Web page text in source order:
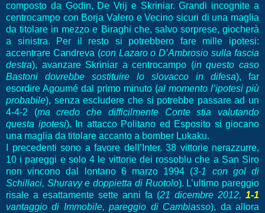
composto da Godin, De Vrij e Skriniar. Grandi incognite a
centrocampo con Borja Valero e Vecino sicuri di una maglia
da titolare in mezzo e Biraghi che, salvo sorprese, giocherà
a sinistra. Per il resto si potrebbero fare mille ipotesi:
accentrare Candreva (con Lazaro o D’Ambrosio sulla fascia
destra), avanzare Skriniar a centrocampo (in questo caso
Bastoni dovrebbe sostituire lo slovacco in difesa), far
esordire Agoumé dal primo minuto (al momento l’ipotesi più
probabile), senza escludere che si potrebbe passare ad un
4-4-2 (ma credo che difficilmente Conte stia valutando
questa ipotesi). In attacco Politano ed Esposito si giocano
una maglia da titolare accanto a bomber Lukaku.
I precedenti sono a favore dell’Inter. 38 vittorie nerazzurre,
10 i pareggi e solo 4 le vittorie dei rossoblu che a San Siro
non vincono dal lontano 6 marzo 1994 (3-1 con gol di
Schillaci, Shuravy e doppietta di Ruotolo). L’ultimo pareggio
risale a esattamente sette anni fa (21 dicembre 2012, 1-1
vantaggio di Immobile, pareggio di Cambiasso), da allora